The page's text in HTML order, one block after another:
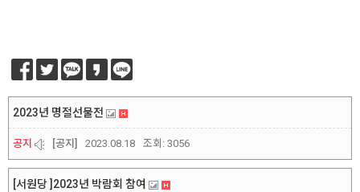
공지 [공지]
2023년 명절선물전
2023.08.18 조회: 3056
[서원당 ]2023년 박람회 참여